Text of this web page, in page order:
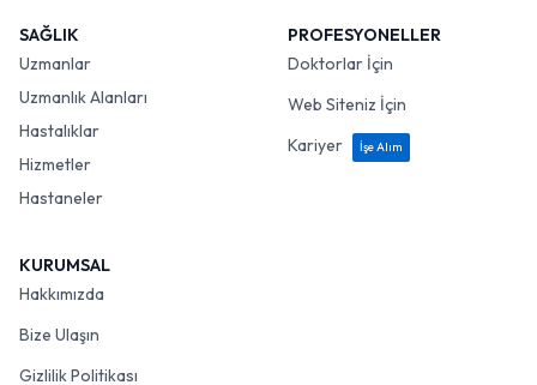
SAĞLIK
Uzmanlar
Uzmanlık Alanları
Hastalıklar
Hizmetler
Hastaneler
PROFESYONELLER
Doktorlar İçin
Web Siteniz İçin
Kariyer
İşe Alım
KURUMSAL
Hakkımızda
Bize Ulaşın
Gizlilik Politikası